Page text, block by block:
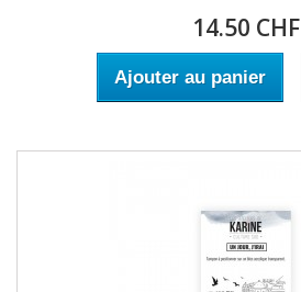
14.50 CHF
Ajouter au panier